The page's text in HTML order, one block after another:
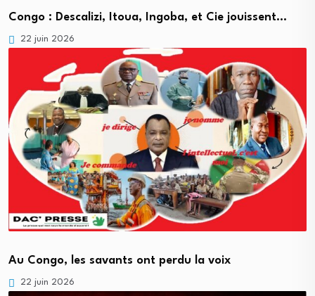
Congo : Descalizi, Itoua, Ingoba, et Cie jouissent…
22 juin 2026
Au Congo, les savants ont perdu la voix
22 juin 2026